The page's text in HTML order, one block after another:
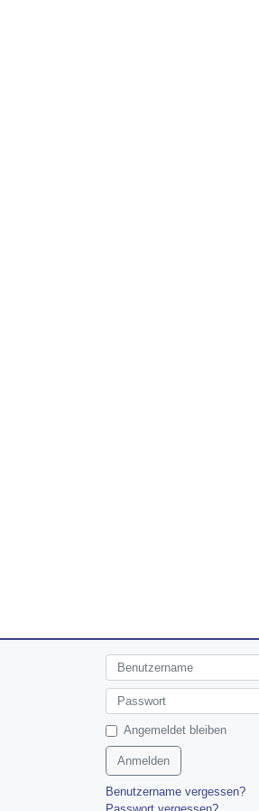
Angemeldet bleiben
Anmelden
Benutzername vergessen?
Passwort vergessen?